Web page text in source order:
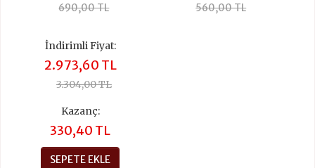
690,00 TL 560,00 TL
İndirimli Fiyat:
2.973,60 TL
3.304,00 TL
Kazanç:
330,40 TL
SEPETE EKLE